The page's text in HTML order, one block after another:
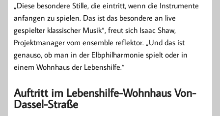
„Diese besondere Stille, die eintritt, wenn die Instrumente
anfangen zu spielen. Das ist das besondere an live
gespielter klassischer Musik“, freut sich Isaac Shaw,
Projektmanager vom ensemble reflektor. „Und das ist
genauso, ob man in der Elbphilharmonie spielt oder in
einem Wohnhaus der Lebenshilfe.“
Auftritt im Lebenshilfe-Wohnhaus Von-
Dassel-Straße